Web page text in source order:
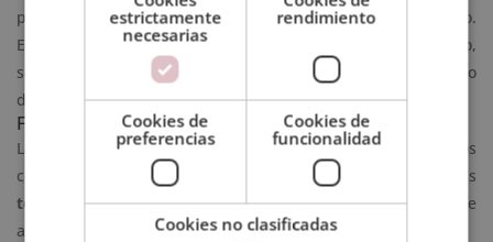
proporcionar métodos invasivos o que le generen más daño.
El objetivo es que el organismo actúe por su cuenta. Para ello,
se emplean tratamientos que estimulan el restablecimiento
de la normalidad.
Formación y conocimientos de naturopatía
Las personas interesadas en reunir todos los conocimientos
con los que trabajan los naturópatas, aprenden sobre las
técnicas de la medicina naturaly todos los beneficios que
aportan las terapias alternativas.
estrictamente
necesarias
rendimiento
Cookies de
preferencias
Cookies de
funcionalidad
Cookies no clasificadas